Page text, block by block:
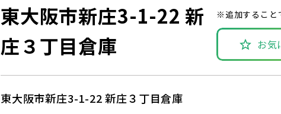
東大阪市新庄3-1-22 新
庄３丁目倉庫
※追加すること
お気
東大阪市新庄3-1-22 新庄３丁目倉庫